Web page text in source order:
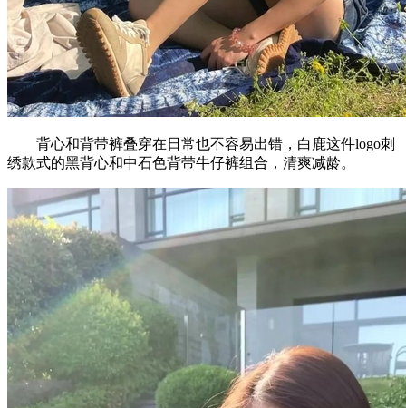
背心和背带裤叠穿在日常也不容易出错，白鹿这件logo刺
绣款式的黑背心和中石色背带牛仔裤组合，清爽减龄。